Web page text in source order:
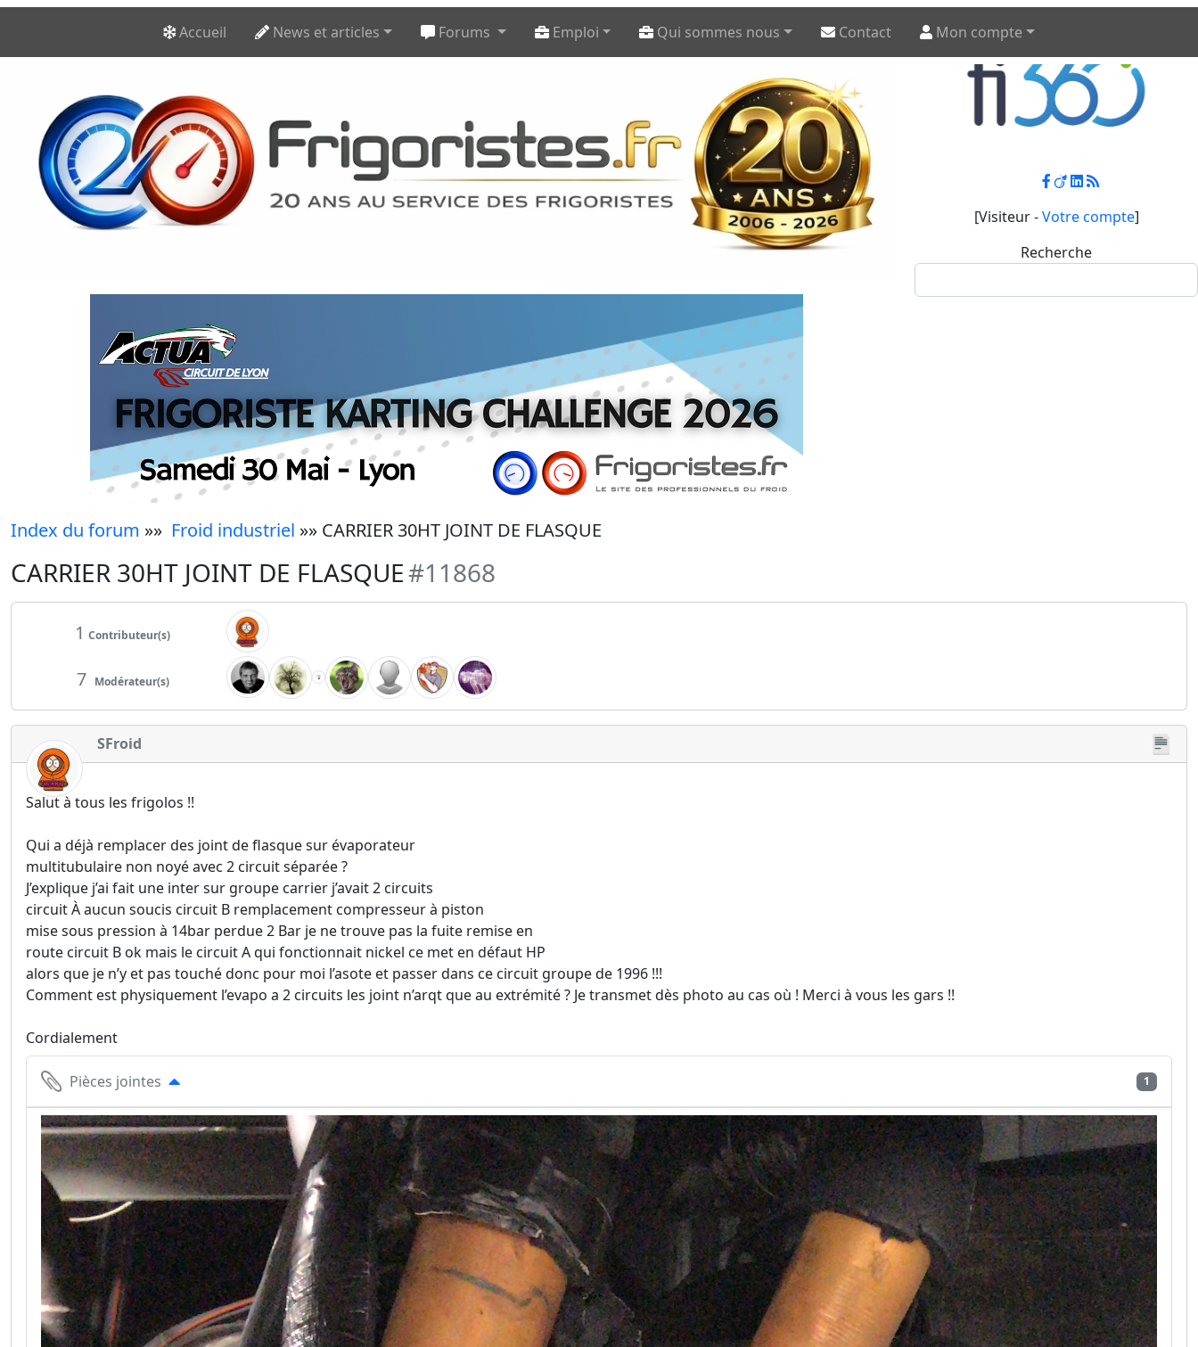
Accueil News et articles Forums Emploi Qui sommes nous Contact Mon compte
[Visiteur -Votre compte]
Recherche
Index du forum »» Froid industriel »» CARRIER 30HT JOINT DE FLASQUE
CARRIER 30HT JOINT DE FLASQUE#11868
1 Contributeur(s)
7 Modérateur(s)
SFroid
Salut à tous les frigolos !!
Qui a déjà remplacer des joint de flasque sur évaporateur
multitubulaire non noyé avec 2 circuit séparée ?
J’explique j’ai fait une inter sur groupe carrier j’avait 2 circuits
circuit À aucun soucis circuit B remplacement compresseur à piston
mise sous pression à 14bar perdue 2 Bar je ne trouve pas la fuite remise en
route circuit B ok mais le circuit A qui fonctionnait nickel ce met en défaut HP
alors que je n’y et pas touché donc pour moi l’asote et passer dans ce circuit groupe de 1996 !!!
Comment est physiquement l’evapo a 2 circuits les joint n’arqt que au extrémité ? Je transmet dès photo au cas où ! Merci à vous les gars !!
Cordialement
Pièces jointes 1